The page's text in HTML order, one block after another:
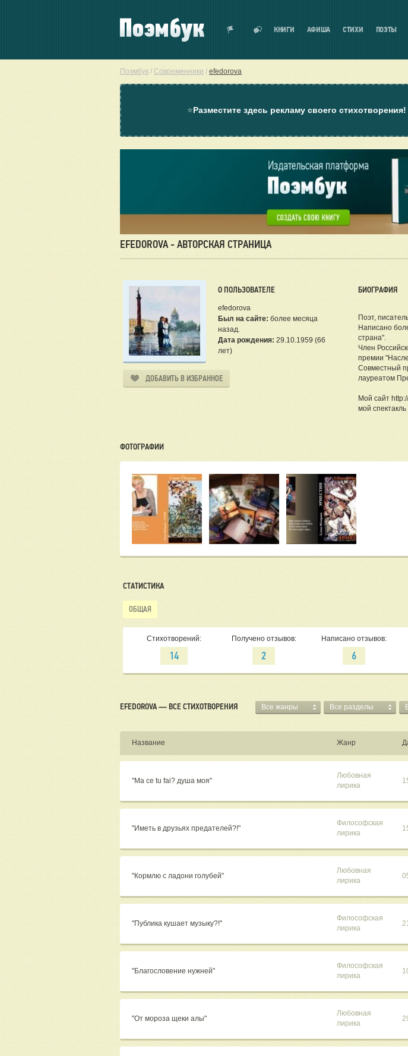
КНИГИ АФИША СТИХИ ПОЭТЫ
Поэмбук / Современники / efedorova
⭐Разместите здесь рекламу своего стихотворения!
EFEDOROVA - АВТОРСКАЯ СТРАНИЦА
О ПОЛЬЗОВАТЕЛЕ
efedorova
Был на сайте: более месяца
назад.
Дата рождения: 29.10.1959 (66
лет)
ДОБАВИТЬ В ИЗБРАННОЕ
БИОГРАФИЯ
Поэт,
Написано
страна".
Член
премии
Совместный
лауреатом
Мой сайт
мой
ФОТОГРАФИИ
СТАТИСТИКА
ОБЩАЯ
Стихотворений:
14
Получено отзывов:
2
Написано отзывов:
6
EFEDOROVA — ВСЕ СТИХОТВОРЕНИЯ Все жанры Все разделы
Название Жанр
"Ma ce tu fai? душа моя"
Любовная
лирика
"Иметь в друзьях предателей?!"
Философская
лирика
"Кормлю с ладони голубей"
Любовная
лирика
"Публика кушает музыку?!"
Философская
лирика
"Благословение нужней"
Философская
лирика
"От мороза щеки алы"
Любовная
лирика